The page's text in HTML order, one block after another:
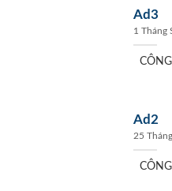
Ad3
1 Tháng
Ad2
25